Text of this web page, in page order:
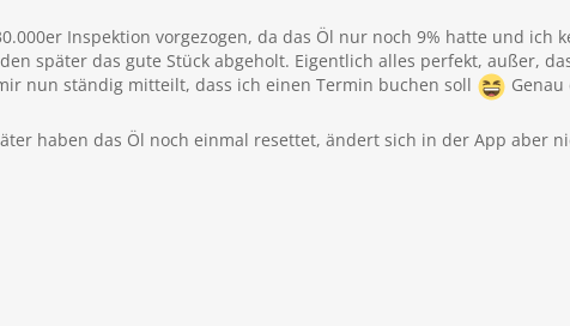
Inspektion vorgezogen, da das Öl nur noch 9% hatte und ich
später das gute Stück abgeholt. Eigentlich alles perfekt, außer,
nun ständig mitteilt, dass ich einen Termin buchen soll
haben das Öl noch einmal resettet, ändert sich in der App aber